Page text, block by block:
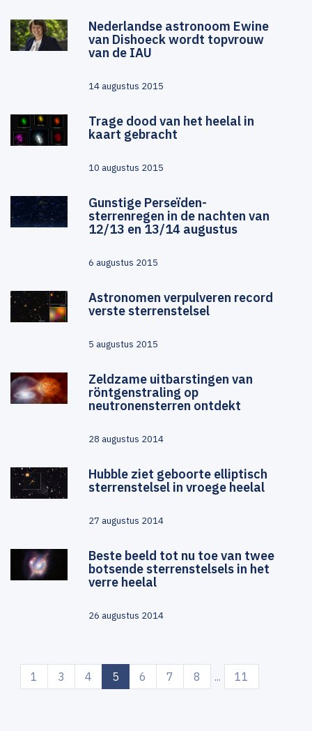
Nederlandse astronoom Ewine
van Dishoeck wordt topvrouw
van de IAU
14 augustus 2015
Trage dood van het heelal in
kaart gebracht
10 augustus 2015
Gunstige Perseïden-
sterrenregen in de nachten van
12/13 en 13/14 augustus
6 augustus 2015
Astronomen verpulveren record
verste sterrenstelsel
5 augustus 2015
Zeldzame uitbarstingen van
röntgenstraling op
neutronensterren ontdekt
28 augustus 2014
Hubble ziet geboorte elliptisch
sterrenstelsel in vroege heelal
27 augustus 2014
Beste beeld tot nu toe van twee
botsende sterrenstelsels in het
verre heelal
26 augustus 2014
1 3 4 5 (current)
6 7 8 ... 11